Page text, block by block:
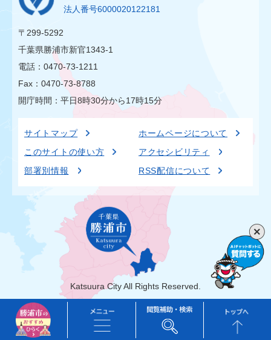
法人番号6000020122181
〒299-5292
千葉県勝浦市新官1343-1
電話：0470-73-1211
Fax：0470-73-8788
開庁時間：平日8時30分から17時15分
サイトマップ
ホームページについて
このサイトの使い方
アクセシビリティ
部署別情報
RSS配信について
Katsuura City All Rights Reserved.